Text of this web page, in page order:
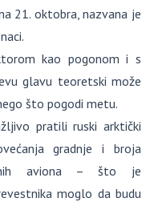
21. oktobra, nazvana je
kao pogonom i s
glavu teoretski može
što pogodi metu.
pratili ruski arktički
gradnje i broja
aviona – što je
moglo da budu